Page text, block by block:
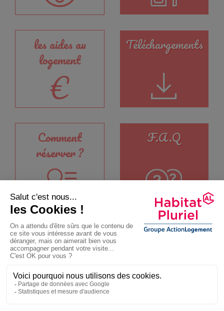
les aides au
logement
Téléchargements
Comment
réserver ?
F.A.Q
A propos